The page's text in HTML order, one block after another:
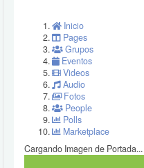
Inicio
Pages
Grupos
Eventos
Videos
Audio
Fotos
People
Polls
Marketplace
Cargando Imagen de Portada...